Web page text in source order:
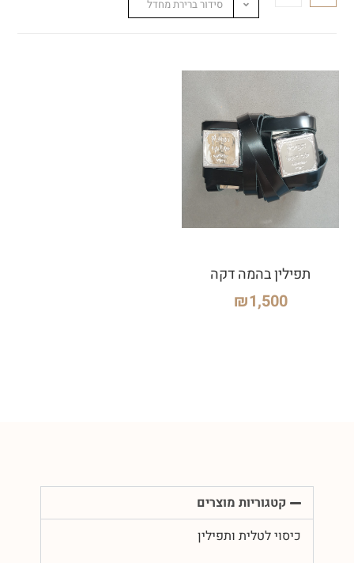
סידור ברירת מחדל
תפילין בהמה דקה
₪1,500
קטגוריות מוצרים
כיסוי לטלית ותפילין